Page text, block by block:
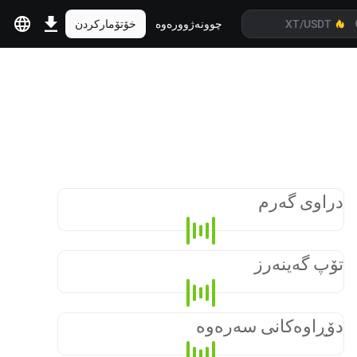
چوونەژوورەوە خۆتۆمارکردن
دراوی گەرم
تۆپ گەینەرز
دۆڕاوەکانی سەرەوە